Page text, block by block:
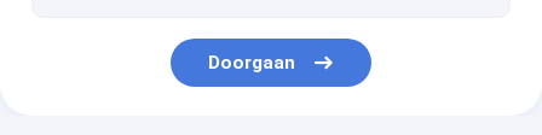
Elektrische Boor Schoonmakende Borstel
Doorgaan